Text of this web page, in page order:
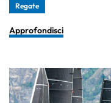
Regate
Approfondisci